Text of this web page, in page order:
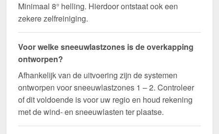
Minimaal 8° helling. Hierdoor ontstaat ook een
zekere zelfreiniging.
Voor welke sneeuwlastzones is de overkapping
ontworpen?
Afhankelijk van de uitvoering zijn de systemen
ontworpen voor sneeuwlastzones 1 – 2. Controleer
of dit voldoende is voor uw regio en houd rekening
met de wind- en sneeuwlasten ter plaatse.